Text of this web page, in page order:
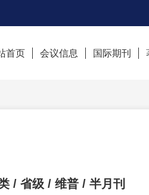
首页 会议信息 国际期刊
/ 省级 / 维普 / 半月刊